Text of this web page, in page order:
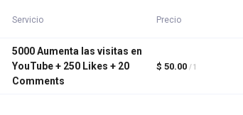
Servicio Precio
5000 Aumenta las visitas en
YouTube + 250 Likes + 20
Comments
$ 50.00 / 1